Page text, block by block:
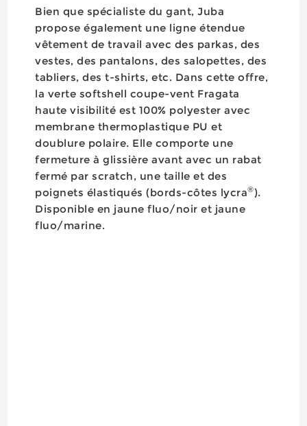
Bien que spécialiste du gant, Juba
propose également une ligne étendue
vêtement de travail avec des parkas, des
vestes, des pantalons, des salopettes, des
tabliers, des t-shirts, etc. Dans cette offre,
la verte softshell coupe-vent Fragata
haute visibilité est 100% polyester avec
membrane thermoplastique PU et
doublure polaire. Elle comporte une
fermeture à glissière avant avec un rabat
fermé par scratch, une taille et des
poignets élastiqués (bords-côtes lycra®).
Disponible en jaune fluo/noir et jaune
fluo/marine.